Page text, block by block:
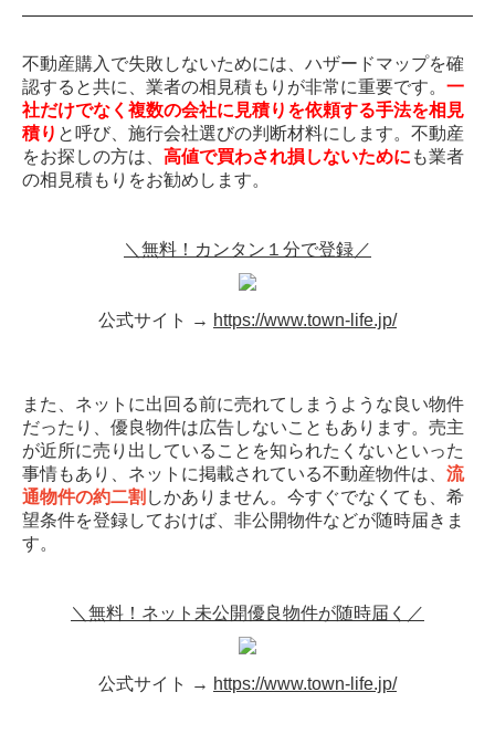
不動産購入で失敗しないためには、ハザードマップを確
認すると共に、業者の相見積もりが非常に重要です。 一
社だけでなく複数の会社に見積りを依頼する手法を相見
積り と呼び、施行会社選びの判断材料にします。不動産
をお探しの方は、 高値で買わされ損しないために も業者
の相見積もりをお勧めします。
＼無料！カンタン１分で登録／
公式サイト → https://www.town-life.jp/
また、ネットに出回る前に売れてしまうような良い物件
だったり、優良物件は広告しないこともあります。売主
が近所に売り出していることを知られたくないといった
事情もあり、ネットに掲載されている不動産物件は、 流
通物件の約二割 しかありません。今すぐでなくても、希
望条件を登録しておけば、非公開物件などが随時届きま
す。
＼無料！ネット未公開優良物件が随時届く／
公式サイト → https://www.town-life.jp/